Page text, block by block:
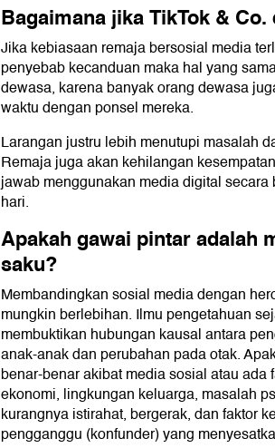
Bagaimana jika TikTok &
Jika kebiasaan remaja bersosial media
penyebab kecanduan maka hal yang
dewasa, karena banyak orang dewasa
waktu dengan ponsel mereka.
Larangan justru lebih menutupi masalah
Remaja juga akan kehilangan
jawab menggunakan media digital
hari.
Apakah gawai pintar adalah
saku?
Membandingkan sosial media dengan
mungkin berlebihan. Ilmu pengetahuan
membuktikan hubungan kausal antara
anak-anak dan perubahan pada otak.
benar-benar akibat media sosial atau ada
ekonomi, lingkungan keluarga, masalah
kurangnya istirahat, bergerak, dan faktor
pengganggu (konfunder) yang